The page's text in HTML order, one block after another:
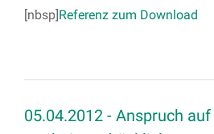
[nbsp] Referenz zum Download
05.04.2012 - Anspruch